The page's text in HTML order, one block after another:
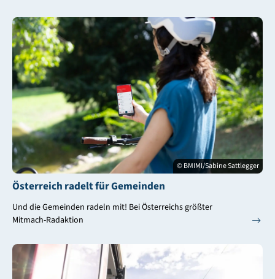
© BMIMI/Sabine Sattlegger
Österreich radelt für Gemeinden
Und die Gemeinden radeln mit! Bei Österreichs größter
Mitmach-Radaktion